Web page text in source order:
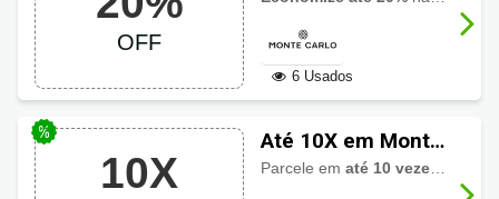
OFF
6 Usados
10X
Até 10X em Monte
Carlo
Parcele ematé 10 vezes sem juros